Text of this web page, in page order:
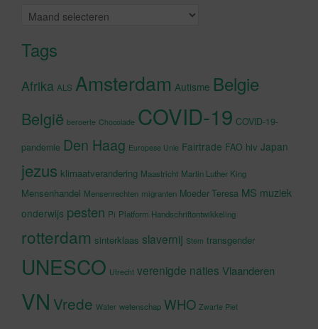
Archieven
Tags
Afrika ALS Amsterdam Autisme Belgie
België beroerte Chocolade COVID-19 COVID-19-
pandemie Den Haag Europese Unie Fairtrade FAO hiv Japan
jezus klimaatverandering Maastricht Martin Luther King
Mensenhandel Mensenrechten migranten Moeder Teresa MS muziek
onderwijs pesten Pi Platform Handschriftontwikkeling
rotterdam sinterklaas slavernij Stem transgender
UNESCO Utrecht verenigde naties Vlaanderen
VN Vrede Water wetenschap WHO Zwarte Piet